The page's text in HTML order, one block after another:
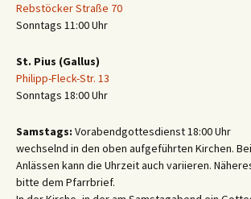
Rebstöcker Straße 70
Sonntags 11:00 Uhr
St. Pius (Gallus)
Philipp-Fleck-Str. 13
Sonntags 18:00 Uhr
Samstags: Vorabendgottesdienst 18:00 Uhr
wechselnd in den oben aufgeführten Kirchen.
Anlässen kann die Uhrzeit auch variieren.
bitte dem Pfarrbrief.